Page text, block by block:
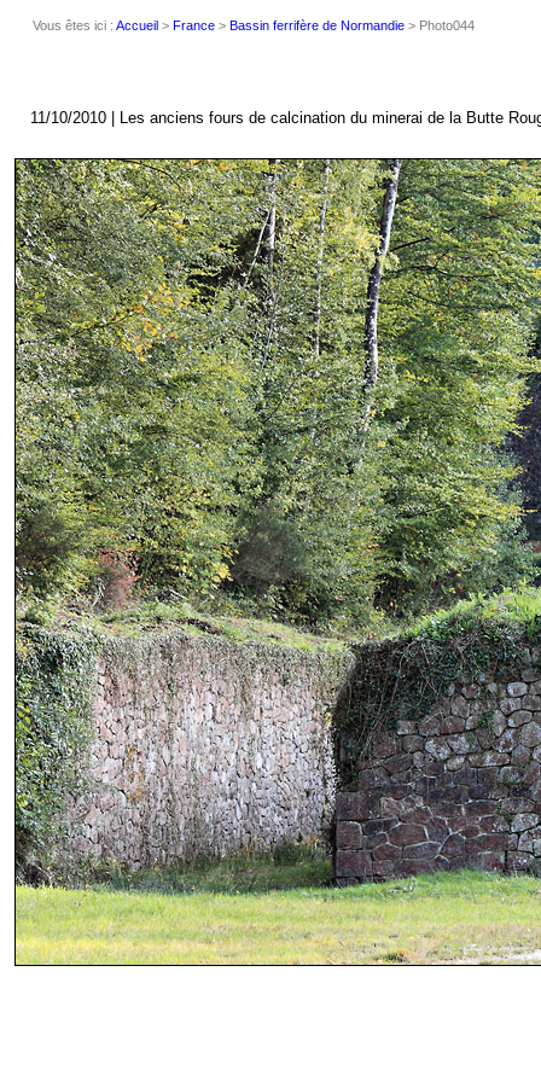
Vous êtes ici : Accueil > France > Bassin ferrifère de Normandie > Photo044
11/10/2010 | Les anciens fours de calcination du minerai de la Butte